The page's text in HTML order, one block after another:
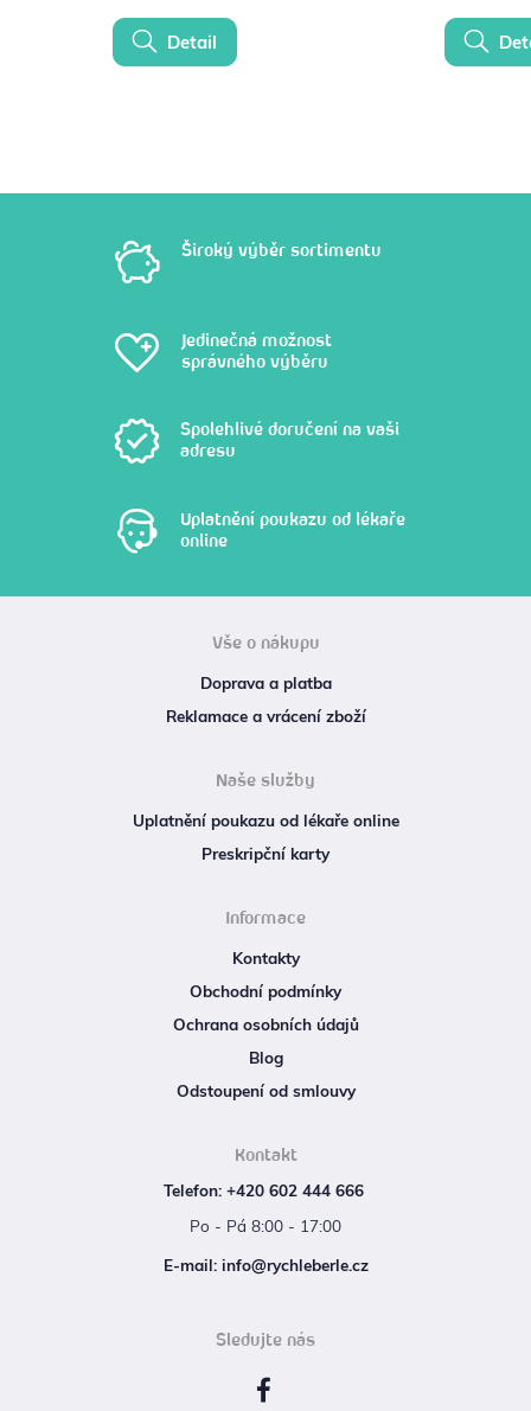
Detail
Široký výběr sortimentu
Jedinečná možnost
správného výběru
Spolehlivé doručení na vaši
adresu
Uplatnění poukazu od lékaře
online
Vše o nákupu
Doprava a platba
Reklamace a vrácení zboží
Naše služby
Uplatnění poukazu od lékaře online
Preskripční karty
Informace
Kontakty
Obchodní podmínky
Ochrana osobních údajů
Blog
Odstoupení od smlouvy
Kontakt
Telefon: +420 602 444 666
Po - Pá 8:00 - 17:00
E‑mail: info@rychleberle.cz
Sledujte nás